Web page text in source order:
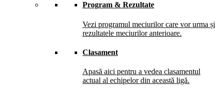
Program & Rezultate
Vezi programul meciurilor care vor urma și
rezultatele meciurilor anterioare.
Clasament
Apasă aici pentru a vedea clasamentul
actual al echipelor din această ligă.